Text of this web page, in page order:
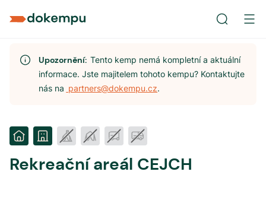
Upozornění:Tento kemp nemá kompletní a aktuální
informace. Jste majitelem tohoto kempu? Kontaktujte
nás na partners@dokempu.cz.
Rekreační areál CEJCH